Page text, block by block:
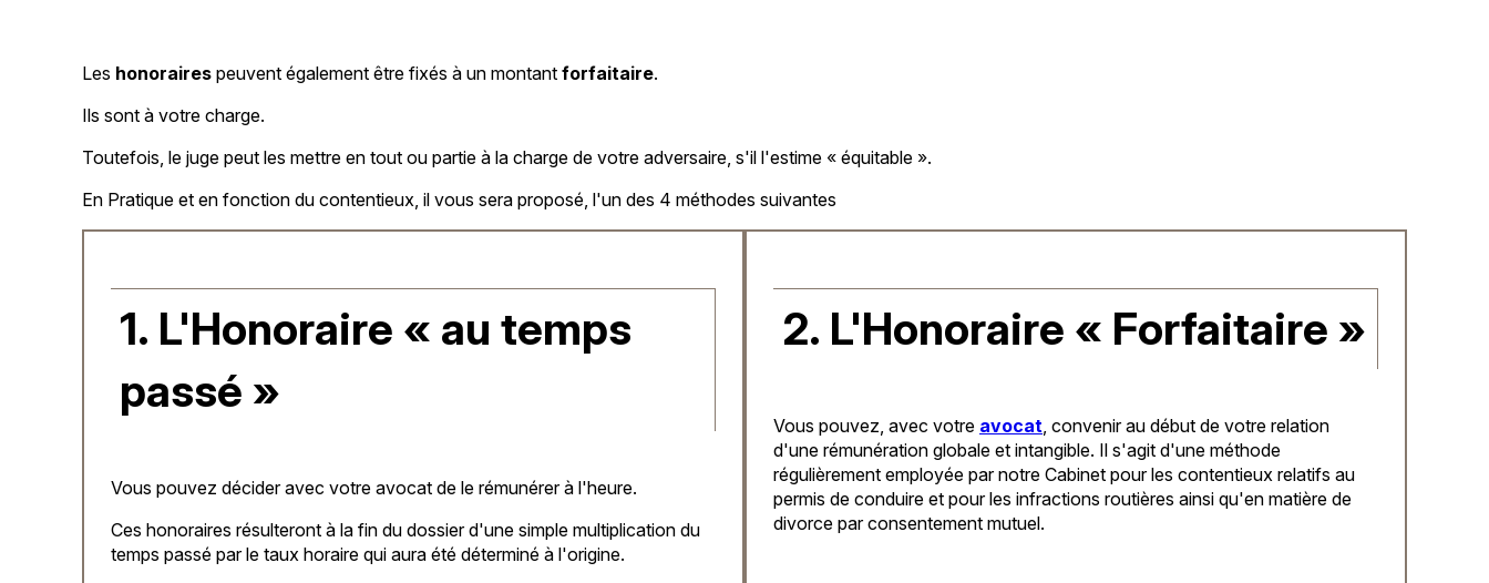
Les honoraires peuvent également être fixés à un montantforfaitaire.
Ils sont à votre charge.
Toutefois, le juge peut les mettre en tout ou partie à la charge de votre adversaire, s'il l'estime « équitable ».
En Pratique et en fonction du contentieux, il vous sera proposé, l'un des 4 méthodes suivantes
1. L'Honoraire « au temps
passé »
Vous pouvez décider avec votre avocat de le rémunérer à l'heure.
Ces honoraires résulteront à la fin du dossier d'une simple multiplication du
temps passé par le taux horaire qui aura été déterminé à l'origine.
2. L'Honoraire « Forfaitaire »
Vous pouvez, avec votre avocat , convenir au début de votre relation
d'une rémunération globale et intangible. Il s'agit d'une méthode
régulièrement employée par notre Cabinet pour les contentieux relatifs au
permis de conduire et pour les infractions routières ainsi qu'en matière de
divorce par consentement mutuel.